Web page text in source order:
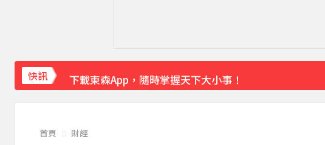
快訊
下載東森App，隨時掌握天下大小事！
獨家／女拒付4百洗頭費！ 髮廊老闆怒：洗「霸王頭」
首頁 財經